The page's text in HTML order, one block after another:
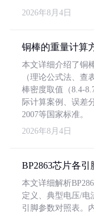
2026年8月4日
铜棒的重量计算
本文详细介绍了铜
（理论公式法、查
棒密度取值（8.4-
际计算案例、误差
2007等国家标准。
2026年8月4日
BP2863芯片各引
本文详细解析
定义、典型电压/电
引脚参数对照表。